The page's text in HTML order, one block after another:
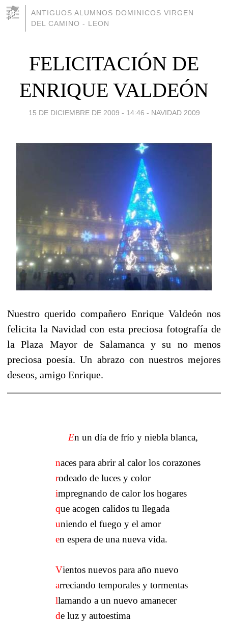
ANTIGUOS ALUMNOS DOMINICOS VIRGEN
DEL CAMINO - LEON
FELICITACIÓN DE
ENRIQUE VALDEÓN
15 DE DICIEMBRE DE 2009 - 14:46 - NAVIDAD 2009
Nuestro querido compañero Enrique Valdeón nos
felicita la Navidad con esta preciosa fotografía de
la Plaza Mayor de Salamanca y su no menos
preciosa poesía. Un abrazo con nuestros mejores
deseos, amigo Enrique.
En un día de frío y niebla blanca,
naces para abrir al calor los corazones
rodeado de luces y color
impregnando de calor los hogares
que acogen calidos tu llegada
uniendo el fuego y el amor
en espera de una nueva vida.
Vientos nuevos para año nuevo
arreciando temporales y tormentas
llamando a un nuevo amanecer
de luz y autoestima